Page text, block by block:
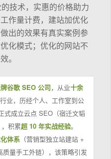
技术，实惠的价格助力
作量计费，建站加优化
出的效果有真实案例参
化模式；优化的网站不
。
谷歌 SEO 公司，从业十余
业，历经个人、工作室到公
式成立云点 SEO（宿迁文韬
积累超 10 年实战经验。
体系（营销型独立站建站 +
量手工外链），该策略引发